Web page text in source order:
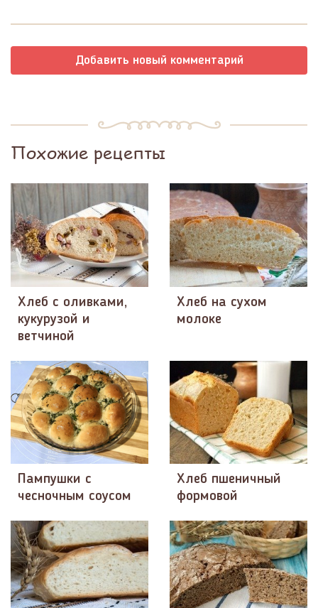
Добавить новый комментарий
Похожие рецепты
Хлеб с оливками,
кукурузой и
ветчиной
Хлеб на сухом
молоке
Пампушки с
чесночным соусом
Хлеб пшеничный
формовой